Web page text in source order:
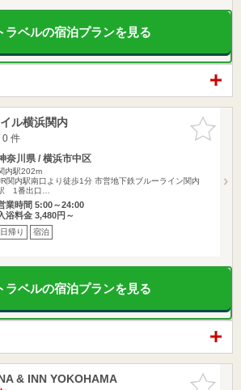
ラベルの宿泊プランを見る
お気に入
りに追加
ル横浜関内
件
奈川県 / 横浜市中区
内駅202m
関内駅南口より徒歩1分 市営地下鉄ブルーライン関内
1番出口…
業時間 5:00～24:00
浴料金 3,480円～
日帰り 宿泊
ラベルの宿泊プランを見る
お気に入
& INN YOKOHAMA